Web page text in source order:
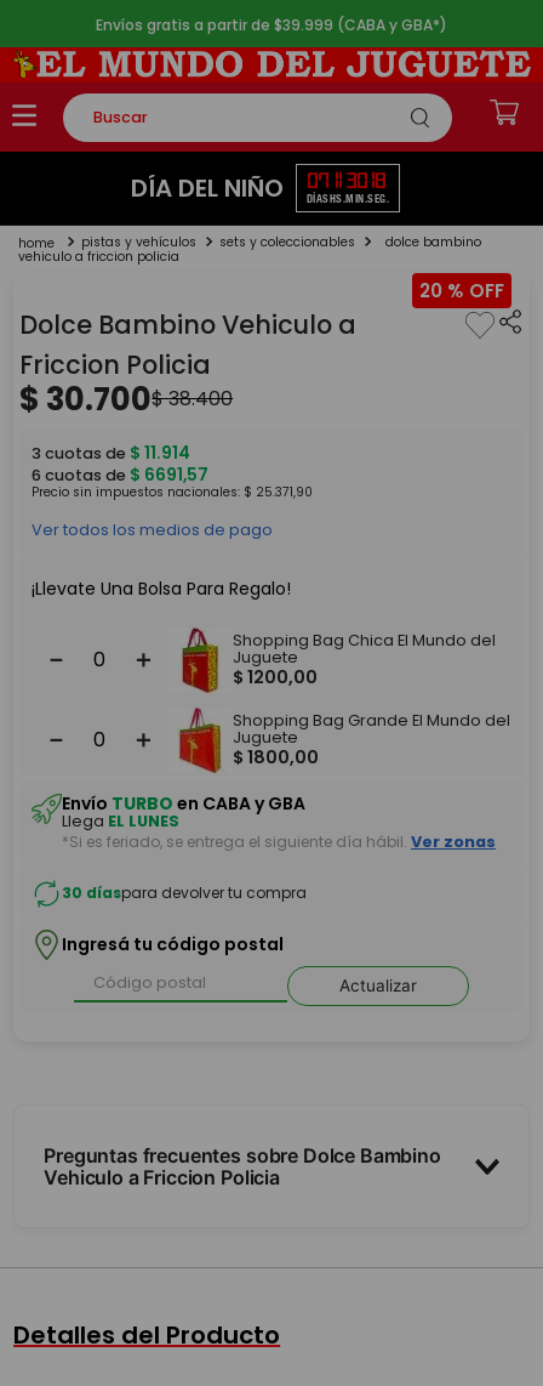
Envíos gratis a partir de $39.999 (CABA y GBA*)
Buscar
TÉRMINOS MÁS BUSCADOS
2.
lego
4.
monopatin
5 . toy story
DÍA DEL NIÑO 07
DÍAS
11
HS.
30
MIN.
17
SEG.
pistas y vehículos sets y coleccionables dolce bambino
vehiculo a friccion policia
20 %
Dolce Bambino Vehiculo a
Friccion Policia
$ 30.700$38.400
3 cuotas de $ 11.914
6 cuotas de $ 6691,57
Precio sin impuestos nacionales: $ 25.371,90
Ver todos los medios de pago
¡Llevate Una Bolsa Para Regalo!
＋
－
Shopping Bag Chica El Mundo del
Juguete
$ 1200,00
＋
－
Shopping Bag Grande El Mundo del
Juguete
$ 1800,00
Envío TURBO en CABA y GBA
Llega EL LUNES
*Si es feriado, se entrega el siguiente día hábil. Ver zonas
30 díaspara devolver tu compra
Ingresá tu código postal
Actualizar
Preguntas frecuentes sobre Dolce Bambino
Vehiculo a Friccion Policia
Detalles del Producto